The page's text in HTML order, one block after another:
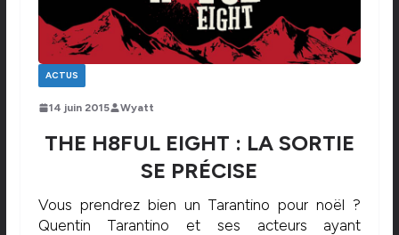
ACTUS
14 juin 2015 Wyatt
THE H8FUL EIGHT : LA SORTIE
SE PRÉCISE
Vous prendrez bien un Tarantino pour noël ?
Quentin Tarantino et ses acteurs ayant